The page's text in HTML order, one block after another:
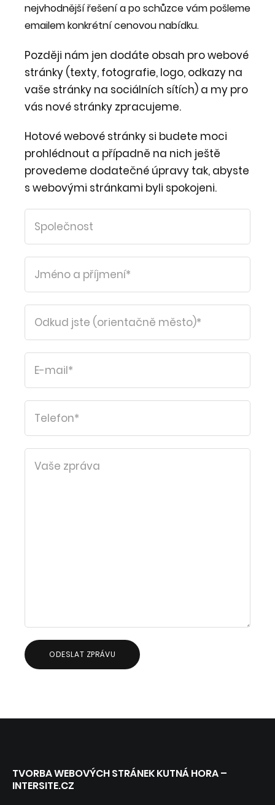
nejvhodnější řešení a po schůzce vám pošleme
emailem konkrétní cenovou nabídku.
Později nám jen dodáte obsah pro webové
stránky (texty, fotografie, logo, odkazy na
vaše stránky na sociálních sítích) a my pro
vás nové stránky zpracujeme.
Hotové webové stránky si budete moci
prohlédnout a případně na nich ještě
provedeme dodatečné úpravy tak, abyste
s webovými stránkami byli spokojeni.
TVORBA WEBOVÝCH STRÁNEK KUTNÁ HORA –
INTERSITE.CZ